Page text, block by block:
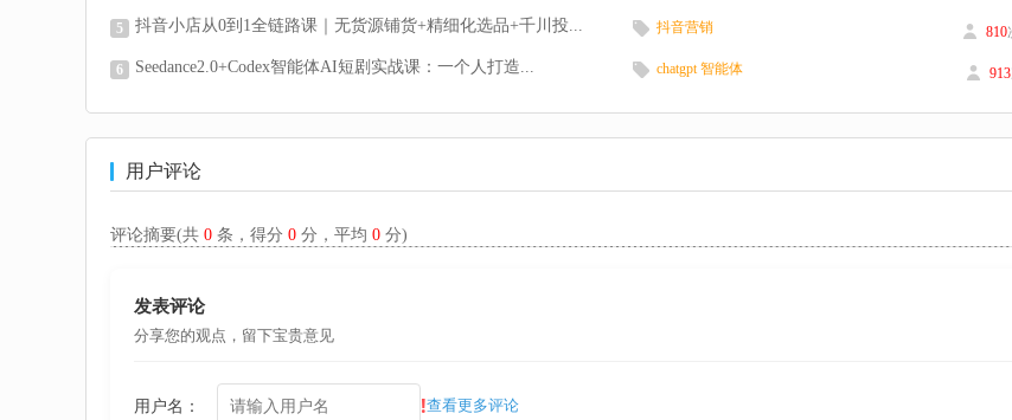
5 抖音小店从0到1全链路课｜无货源铺货+精细化选品+千川投... 810
抖音营销
6 Seedance2.0+Codex智能体AI短剧实战课：一个人打造... 913
chatgpt 智能体
用户评论
评论摘要(共 0 条，得分 0 分，平均 0 分)
发表评论
分享您的观点，留下宝贵意见
用户名： !查看更多评论